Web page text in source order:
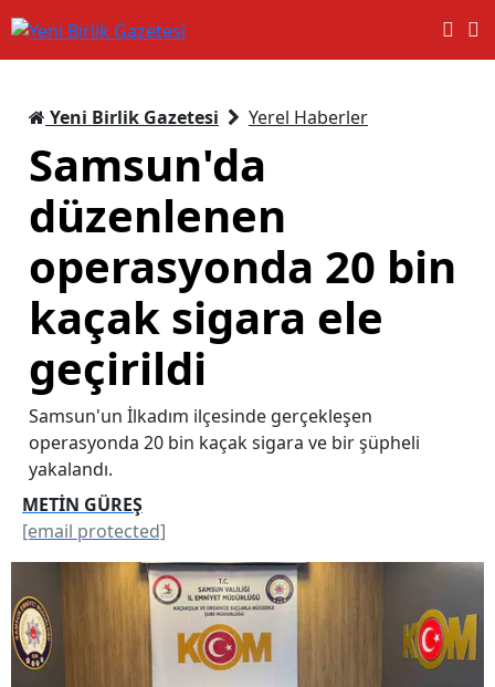
Yeni Birlik Gazetesi Yerel Haberler
Samsun'da
düzenlenen
operasyonda 20 bin
kaçak sigara ele
geçirildi
Samsun'un İlkadım ilçesinde gerçekleşen
operasyonda 20 bin kaçak sigara ve bir şüpheli
yakalandı.
METİN GÜREŞ
[email protected]